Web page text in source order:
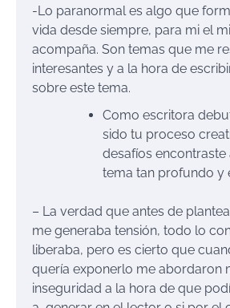
-Lo paranormal es algo que
vida desde siempre, para mi el
acompaña. Son temas que me
interesantes y a la hora de
sobre este tema.
Como escritora
sido tu proceso
desafíos
tema tan profundo y
– La verdad que antes de
me generaba tensión, todo lo
liberaba, pero es cierto que
quería exponerlo me abordaron
inseguridad a la hora de que